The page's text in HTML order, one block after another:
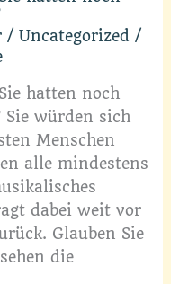
/ Uncategorized/
hatten noch
würden sich
Menschen
alle mindestens
dabei weit vor
Glauben Sie
die